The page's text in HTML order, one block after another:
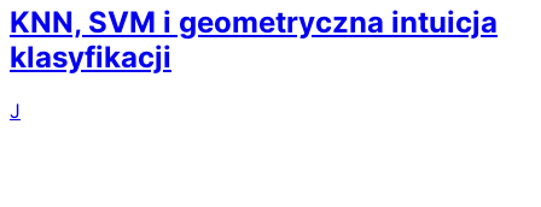
KNN, SVM i geometryczna intuicja
klasyfikacji
J